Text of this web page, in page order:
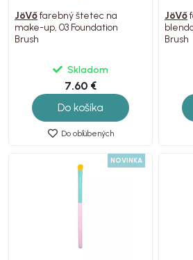
JöVőfarebný štetec na
make-up, 03 Foundation
Brush
Skladom
7.60 €
Do košíka
Do obľúbených
JöVő
Brush
NOVINKA